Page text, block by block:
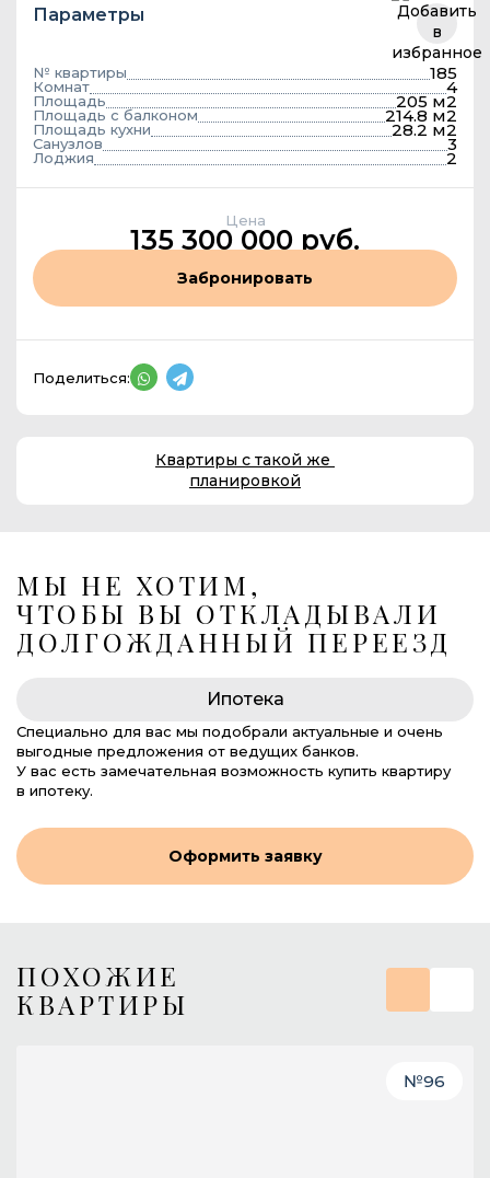
Квартиры с такой же
планировкой
Параметры
№ квартиры 185
Комнат 4
Площадь 205 м2
Площадь с балконом 214.8 м2
Площадь кухни 28.2 м2
Санузлов 3
Лоджия 2
Цена
135 300 000 руб.
Забронировать
Поделиться:
МЫ НЕ ХОТИМ,
ЧТОБЫ ВЫ ОТКЛАДЫВАЛИ
ДОЛГОЖДАННЫЙ ПЕРЕЕЗД
Ипотека
Специально для вас мы подобрали актуальные и очень
выгодные предложения от ведущих банков.
У вас есть замечательная возможность купить квартиру
в ипотеку.
Оформить заявку
ПОХОЖИЕ
КВАРТИРЫ
№96